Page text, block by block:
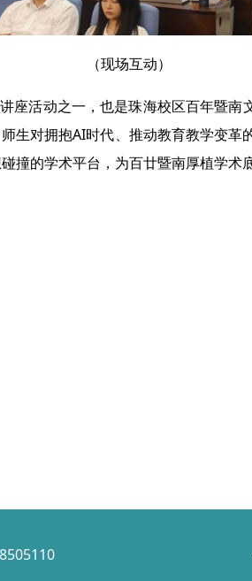
（现场互动）
座活动之一，也是珠海校区百年暨南
生对拥抱AI时代、推动教育教学变
的学术平台，为百廿暨南厚植学术